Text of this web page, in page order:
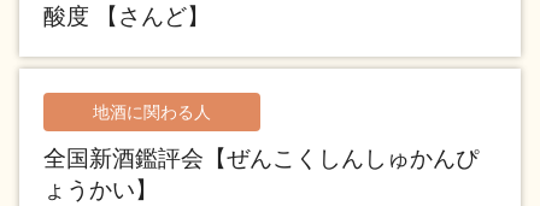
イベント情報TOP
酸度 【さんど】
地酒に関わる人
全国新酒鑑評会【ぜんこくしんしゅかんぴ
ょうかい】